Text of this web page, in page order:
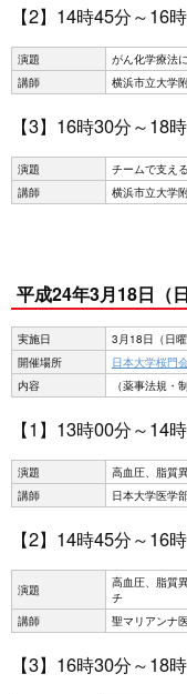
【2】14時45分～16
演題
がん化学療法
講師
横浜市立大学
【3】16時30分～18
演題
チームで支え
講師
横浜市立大学
平成24年3月18日（
実施日 3月18日（日
開催場所
日本大学桜門
内容
（薬事法規・
【1】13時00分～14
演題
高血圧、脂質
講師
日本大学医学
【2】14時45分～16
演題
高血圧、脂質
チ
講師
聖マリアンナ
【3】16時30分～18